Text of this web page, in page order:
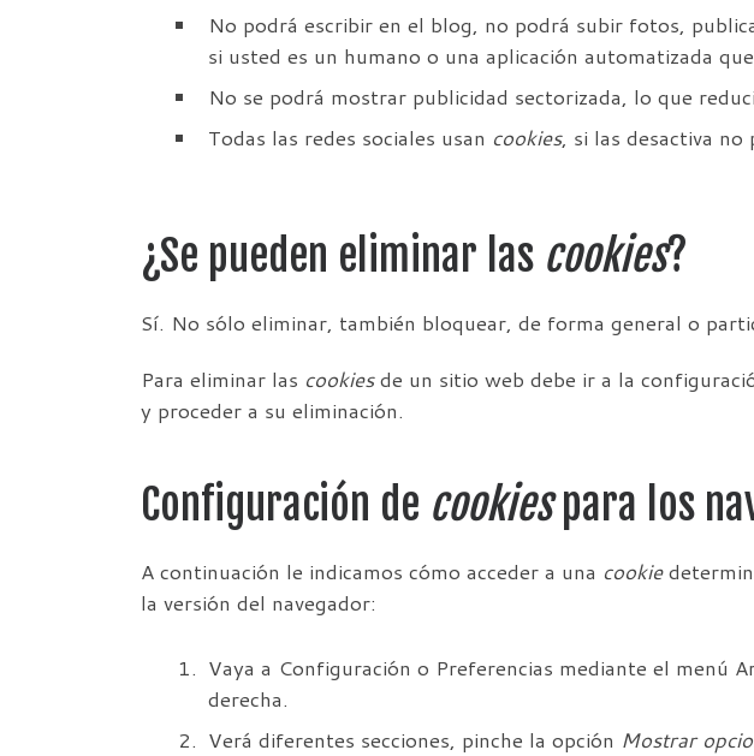
No podrá escribir en el blog, no podrá subir fotos,
si usted es un humano o una aplicación automatizada
No se podrá mostrar publicidad sectorizada, lo que
Todas las redes sociales usan cookies, si las desactiva
¿Se pueden eliminar las cookies?
Sí. No sólo eliminar, también bloquear, de forma general o
Para eliminar las cookiesde un sitio web debe ir a la
y proceder a su eliminación.
Configuración de cookiespara los
A continuación le indicamos cómo acceder a una cookie
la versión del navegador:
Vaya a Configuración o Preferencias mediante el menú
derecha.
Verá diferentes secciones, pinche la opción Mostrar